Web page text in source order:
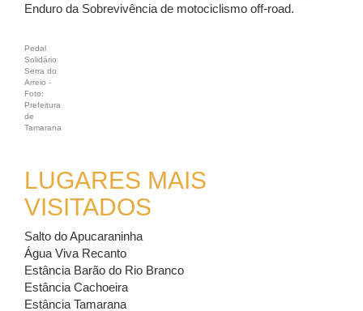
Enduro da Sobrevivência de motociclismo off-road.
Pedal
Solidário
Serra do
Arreio -
Foto:
Prefeitura
de
Tamarana
LUGARES MAIS
VISITADOS
Salto do Apucaraninha
Água Viva Recanto
Estância Barão do Rio Branco
Estância Cachoeira
Estância Tamarana